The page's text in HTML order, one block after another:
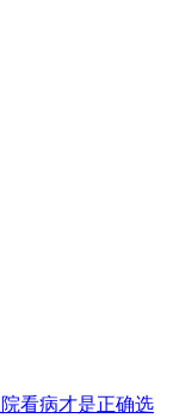
看病才是正确选